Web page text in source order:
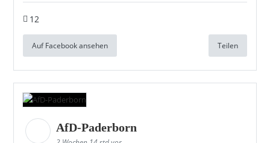
12
Auf Facebook ansehen Teilen
AfD-Paderborn